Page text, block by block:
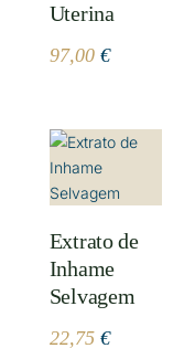
Uterina
97,00 €
Extrato de
Inhame
Selvagem
22,75 €